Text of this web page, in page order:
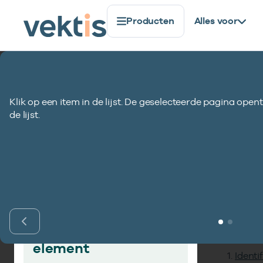
Producten Alles voor
Reserve TEC007-
Vind gegevens­
element
Klik op een item in de lijst. De geselecteerde pagina
de lijst.